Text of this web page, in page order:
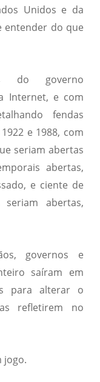
Unidos e da
entender do que
do governo
Internet, e com
fendas
e 1988, com
seriam abertas
abertas,
e ciente de
abertas,
governos e
saíram em
para alterar o
refletirem no
jogo.